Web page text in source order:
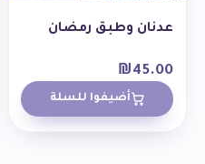
عدنان وطبق رمضان
₪45.00
أضيفوا للسلة